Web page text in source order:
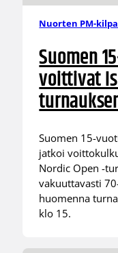
Nuorten PM-
Suomen
voittivat
Suomen 15-
jatkoi
Nordic Open -
vakuuttavasti
huomenna
klo 15.